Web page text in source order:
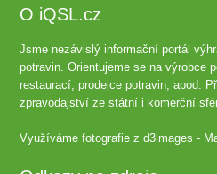
O iQSL.cz
Jsme nezávislý informační portál
potravin. Orientujeme se na výrobce
restaurací, prodejce potravin, apod.
zpravodajství ze státní i komerční
Využíváme fotografie zd3images -